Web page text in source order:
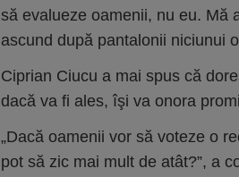
să evalueze oamenii, nu eu. Mă
ascund după pantalonii niciunui
Ciprian Ciucu a mai spus că
dacă va fi ales, îşi va onora
„Dacă oamenii vor să voteze o
pot să zic mai mult de atât?”, a